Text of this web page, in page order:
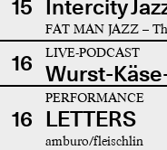
15 Intercity
FAT MAN JAZZ –
16 LIVE-PODCAST
Wurst-
16
PERFORMANCE
LETTERS
amburo/fleischlin